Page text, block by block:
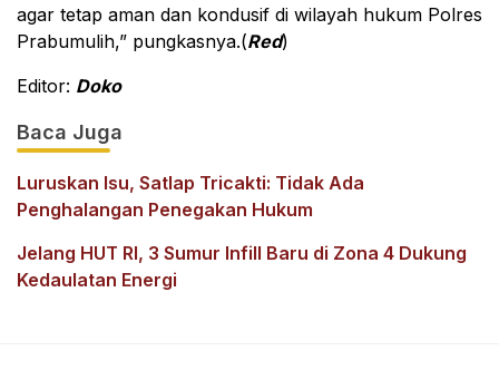
agar tetap aman dan kondusif di wilayah hukum Polres
Prabumulih,” pungkasnya.(Red)
Editor: Doko
Baca Juga
Luruskan Isu, Satlap Tricakti: Tidak Ada
Penghalangan Penegakan Hukum
Jelang HUT RI, 3 Sumur Infill Baru di Zona 4 Dukung
Kedaulatan Energi